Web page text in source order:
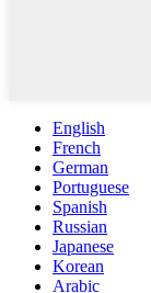
English
French
German
Portuguese
Spanish
Russian
Japanese
Korean
Arabic